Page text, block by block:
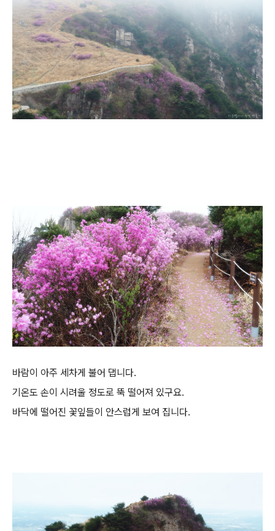
바람이 아주 세차게 불어 댑니다.
기온도 손이 시려울 정도로 뚝 떨어져 있구요.
바닥에 떨어진 꽃잎들이 안스럽게 보여 집니다.